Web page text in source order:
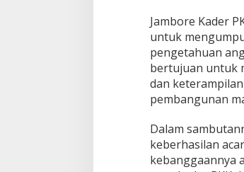
Jambore Kader
untuk
pengetahuan
bertujuan untuk
dan
pembangunan
Dalam
keberhasilan
kebanggaannya